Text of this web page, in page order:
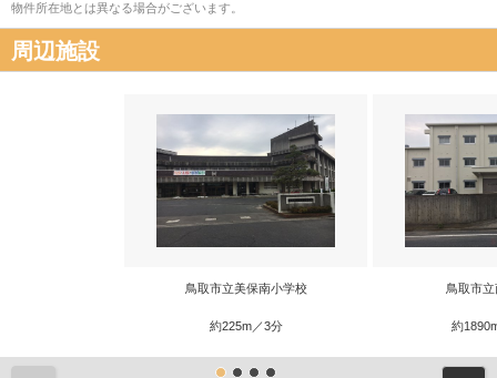
物件所在地とは異なる場合がございます。
周辺施設
鳥取市立美保南小学校
約225m／3分
鳥取市
約